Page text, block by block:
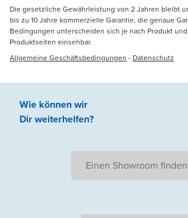
Die gesetzliche Gewährleistung von 2 Jahren bleibt
bis zu 10 Jahre kommerzielle Garantie, die genaue
Bedingungen unterscheiden sich je nach Produkt
Produktseiten einsehbar.
Allgemeine Geschäftsbedingungen - Datenschutz
Wie können wir
Dir weiterhelfen?
Einen Showroom finden